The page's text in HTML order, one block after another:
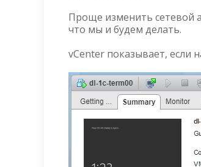
Проще изменить сетевой
что мы и будем делать.
vCenter показывает, если